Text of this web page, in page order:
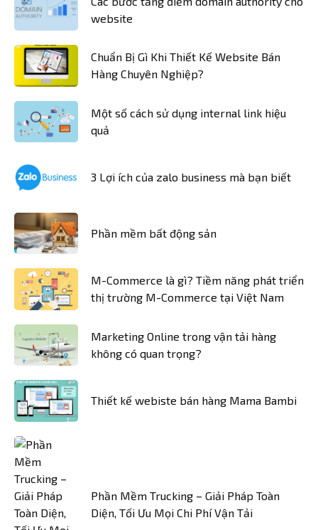
website
Chuẩn Bị Gì Khi Thiết Kế Website Bán
Hàng Chuyên Nghiệp?
Một số cách sử dụng internal link hiệu
quả
3 Lợi ích của zalo business mà bạn biết
Phần mềm bất động sản
M-Commerce là gì? Tiềm năng phát triển
thị trường M-Commerce tại Việt Nam
Marketing Online trong vận tải hàng
không có quan trọng?
Thiết kế webiste bán hàng Mama Bambi
Phần Mềm Trucking – Giải Pháp Toàn
Diện, Tối Ưu Mọi Chi Phí Vận Tải